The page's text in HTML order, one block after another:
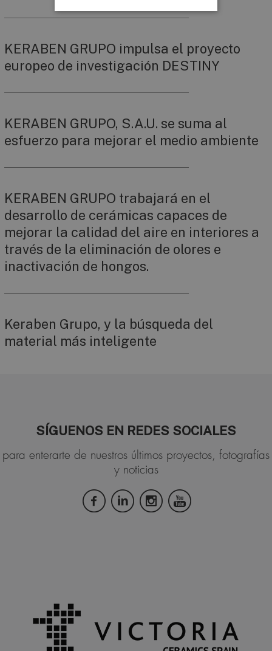
KERABEN GRUPO impulsa el proyecto
europeo de investigación DESTINY
KERABEN GRUPO, S.A.U. se suma al
esfuerzo para mejorar el medio ambiente
KERABEN GRUPO trabajará en el
desarrollo de cerámicas capaces de
mejorar la calidad del aire en interiores a
través de la eliminación de olores e
inactivación de hongos.
Keraben Grupo, y la búsqueda del
material más inteligente
SÍGUENOS EN REDES SOCIALES
para enterarte de nuestros últimos proyectos, fotografías
y noticias